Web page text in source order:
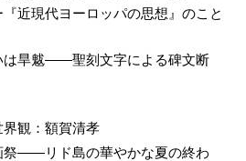
近現代ヨーロッパの思想』のこと
旱魃——聖刻文字による碑文断
観：額賀清孝
祭——リド島の華やかな夏の終わ